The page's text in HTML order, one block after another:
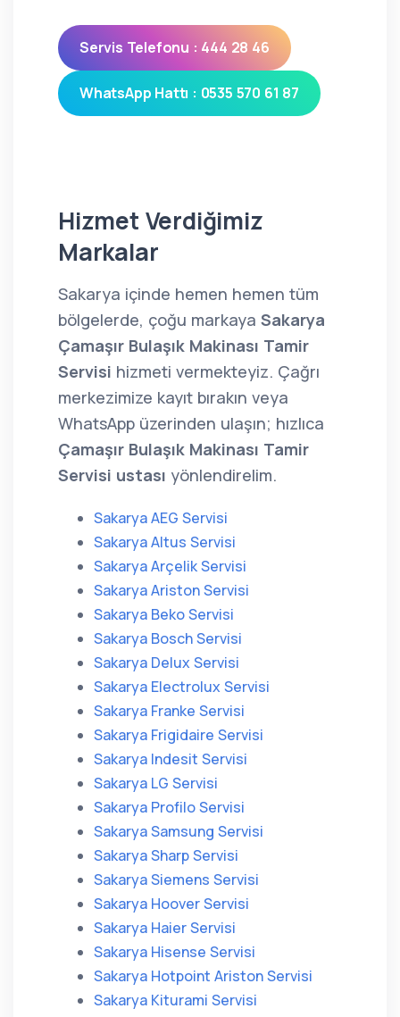
Servis Telefonu : 444 28 46
WhatsApp Hattı : 0535 570 61 87
Hizmet Verdiğimiz
Markalar
Sakarya içinde hemen hemen tüm
bölgelerde, çoğu markaya Sakarya
Çamaşır Bulaşık Makinası Tamir
Servisi hizmeti vermekteyiz. Çağrı
merkezimize kayıt bırakın veya
WhatsApp üzerinden ulaşın; hızlıca
Çamaşır Bulaşık Makinası Tamir
Servisi ustası yönlendirelim.
Sakarya AEG Servisi
Sakarya Altus Servisi
Sakarya Arçelik Servisi
Sakarya Ariston Servisi
Sakarya Beko Servisi
Sakarya Bosch Servisi
Sakarya Delux Servisi
Sakarya Electrolux Servisi
Sakarya Franke Servisi
Sakarya Frigidaire Servisi
Sakarya Indesit Servisi
Sakarya LG Servisi
Sakarya Profilo Servisi
Sakarya Samsung Servisi
Sakarya Sharp Servisi
Sakarya Siemens Servisi
Sakarya Hoover Servisi
Sakarya Haier Servisi
Sakarya Hisense Servisi
Sakarya Hotpoint Ariston Servisi
Sakarya Kiturami Servisi